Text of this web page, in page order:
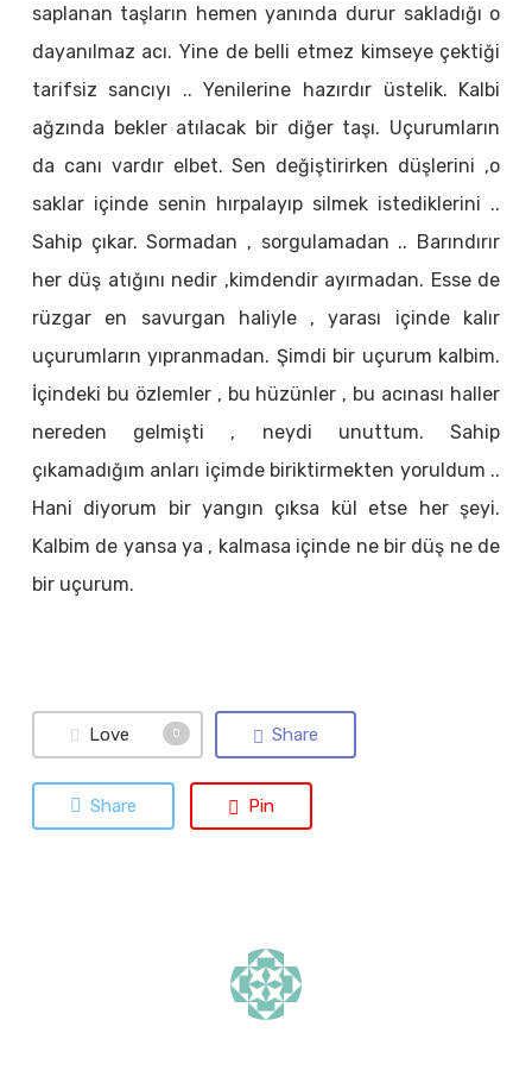
saplanan taşların hemen yanında durur sakladığı o
dayanılmaz acı. Yine de belli etmez kimseye çektiği
tarifsiz sancıyı .. Yenilerine hazırdır üstelik. Kalbi
ağzında bekler atılacak bir diğer taşı. Uçurumların
da canı vardır elbet. Sen değiştirirken düşlerini ,o
saklar içinde senin hırpalayıp silmek istediklerini ..
Sahip çıkar. Sormadan , sorgulamadan .. Barındırır
her düş atığını nedir ,kimdendir ayırmadan. Esse de
rüzgar en savurgan haliyle , yarası içinde kalır
uçurumların yıpranmadan. Şimdi bir uçurum kalbim.
İçindeki bu özlemler , bu hüzünler , bu acınası haller
nereden gelmişti , neydi unuttum. Sahip
çıkamadığım anları içimde biriktirmekten yoruldum ..
Hani diyorum bir yangın çıksa kül etse her şeyi.
Kalbim de yansa ya , kalmasa içinde ne bir düş ne de
bir uçurum.
Love 0 Share
Share Pin